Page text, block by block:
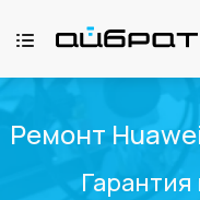
Ремонт
Гарантия